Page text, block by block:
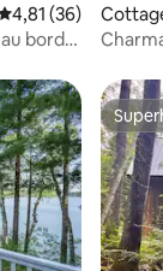
: 4,82 sur 5
4,81 (36)
bord
appréciés